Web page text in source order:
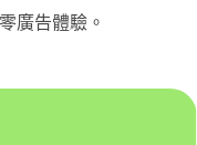
廣告體驗。